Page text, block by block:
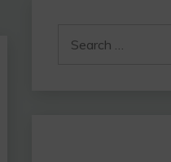
for: